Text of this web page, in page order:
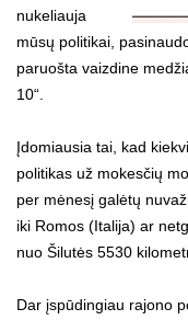
nukeliauja
mūsų politikai,
paruošta vaizdine
10“.
Įdomiausia tai, kad
politikas už mokesčių
per mėnesį galėtų
iki Romos (Italija) ar
nuo Šilutės 5530
Dar įspūdingiau rajono